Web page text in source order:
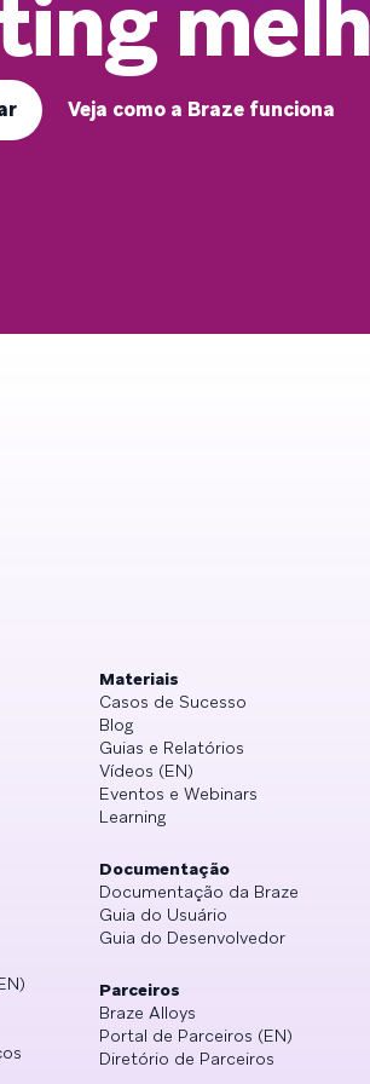
Veja como a Braze funciona
Materiais
Casos de Sucesso
Blog
Guias e Relatórios
Vídeos (EN)
Eventos e Webinars
Learning
Documentação
Documentação da Braze
Guia do Usuário
Guia do Desenvolvedor
Parceiros
Braze Alloys
Portal de Parceiros (EN)
Diretório de Parceiros